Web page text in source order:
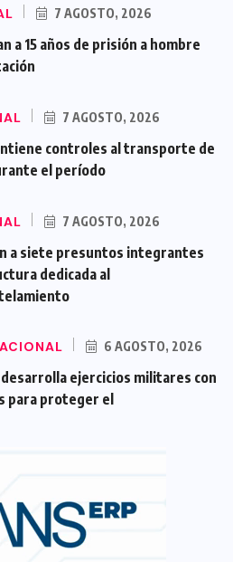
7 AGOSTO, 2026
a 15 años de prisión a hombre
7 AGOSTO, 2026
controles al transporte de
el período
7 AGOSTO, 2026
a siete presuntos integrantes
dedicada al
6 AGOSTO, 2026
desarrolla ejercicios militares con
para proteger el